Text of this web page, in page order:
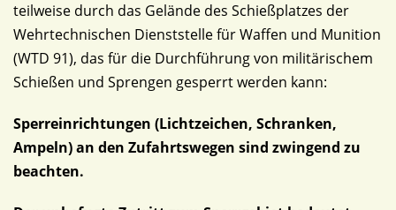
teilweise durch das Gelände des Schießplatzes der
Wehrtechnischen Dienststelle für Waffen und Munition
(WTD 91), das für die Durchführung von militärischem
Schießen und Sprengen gesperrt werden kann:
Sperreinrichtungen (Lichtzeichen, Schranken,
Ampeln) an den Zufahrtswegen sind zwingend zu
beachten.